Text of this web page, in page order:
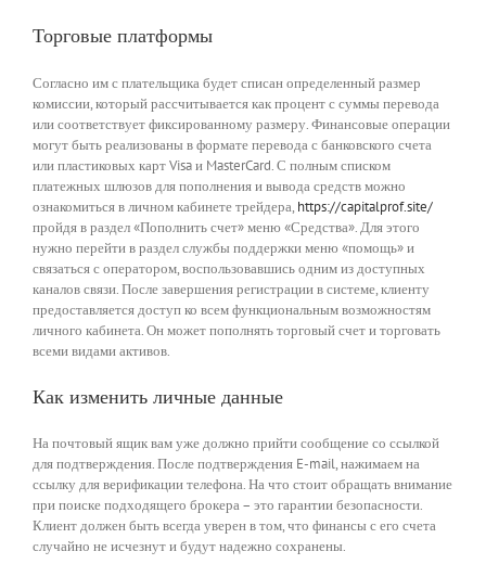
Торговые платформы
Согласно им с плательщика будет списан определенный размер
комиссии, который рассчитывается как процент с суммы перевода
или соответствует фиксированному размеру. Финансовые операции
могут быть реализованы в формате перевода с банковского счета
или пластиковых карт Visa и MasterCard. С полным списком
платежных шлюзов для пополнения и вывода средств можно
ознакомиться в личном кабинете трейдера, https://capitalprof.site/
пройдя в раздел «Пополнить счет» меню «Средства». Для этого
нужно перейти в раздел службы поддержки меню «помощь» и
связаться с оператором, воспользовавшись одним из доступных
каналов связи. После завершения регистрации в системе, клиенту
предоставляется доступ ко всем функциональным возможностям
личного кабинета. Он может пополнять торговый счет и торговать
всеми видами активов.
Как изменить личные данные
На почтовый ящик вам уже должно прийти сообщение со ссылкой
для подтверждения. После подтверждения E-mail, нажимаем на
ссылку для верификации телефона. На что стоит обращать внимание
при поиске подходящего брокера – это гарантии безопасности.
Клиент должен быть всегда уверен в том, что финансы с его счета
случайно не исчезнут и будут надежно сохранены.